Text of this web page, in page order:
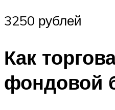
3250 рублей
Как
фондовой